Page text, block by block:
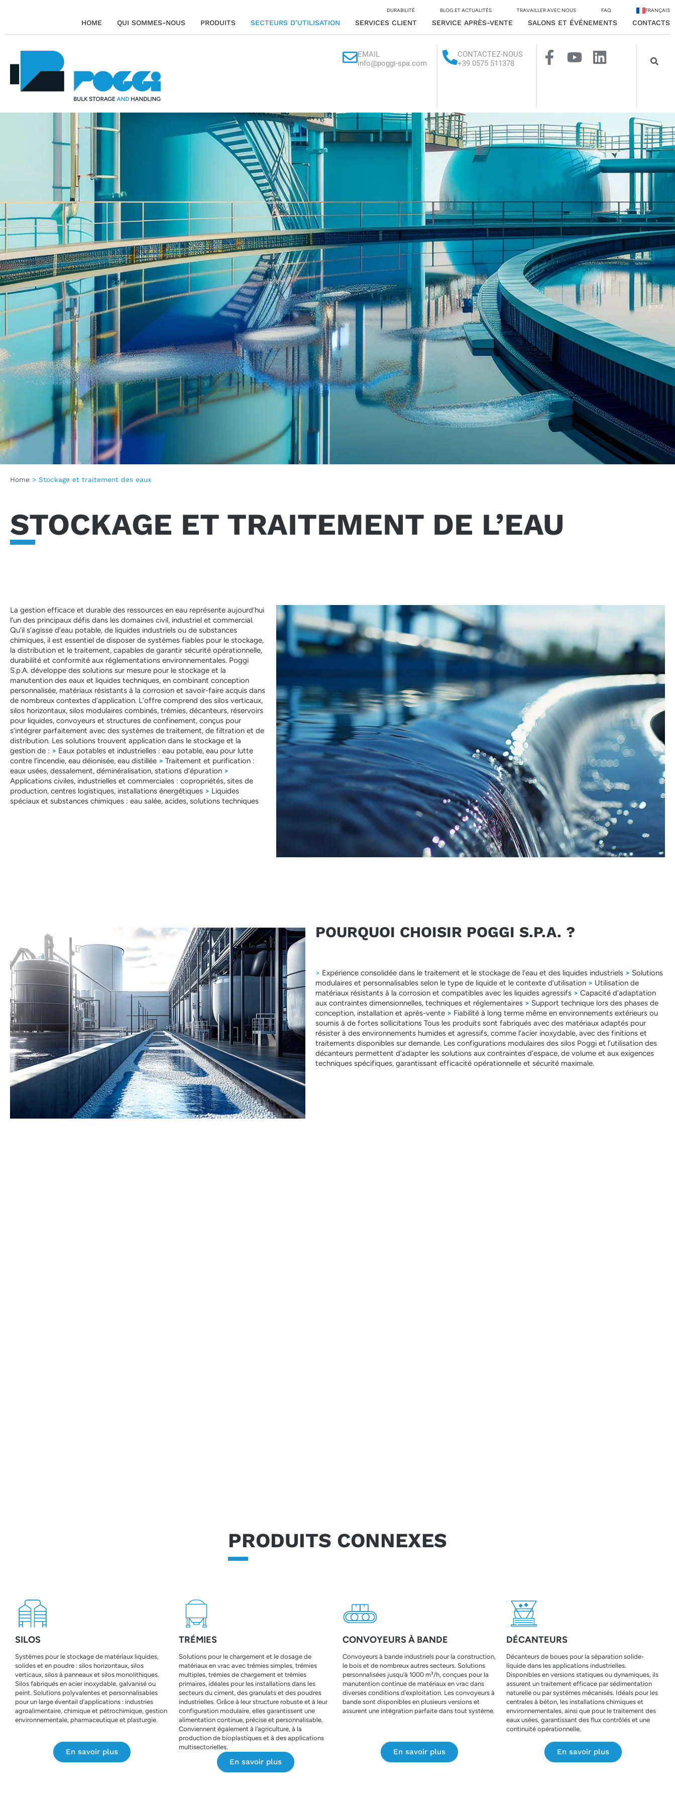
DURABILITÉ BLOG ET ACTUALITÉS TRAVAILLER AVEC NOUS FAQ FRANÇAIS
HOME QUI SOMMES-NOUS PRODUITS SECTEURS D’UTILISATION SERVICES CLIENT SERVICE APRÈS-VENTE SALONS ET ÉVÉNEMENTS CONTACTS
EMAIL
info@poggi-spa.com
CONTACTEZ-NOUS
+39 0575 511378
Home > Stockage et traitement des eaux
STOCKAGE ET TRAITEMENT DE L’EAU
La gestion efficace et durable des ressources en eau représente aujourd’hui
l’un des principaux défis dans les domaines civil, industriel et commercial.
Qu’il s’agisse d’eau potable, de liquides industriels ou de substances
chimiques, il est essentiel de disposer de systèmes fiables pour le stockage,
la distribution et le traitement, capables de garantir sécurité opérationnelle,
durabilité et conformité aux réglementations environnementales. Poggi
S.p.A. développe des solutions sur mesure pour le stockage et la
manutention des eaux et liquides techniques, en combinant conception
personnalisée, matériaux résistants à la corrosion et savoir-faire acquis dans
de nombreux contextes d’application. L’offre comprend des silos verticaux,
silos horizontaux, silos modulaires combinés, trémies, décanteurs, réservoirs
pour liquides, convoyeurs et structures de confinement, conçus pour
s’intégrer parfaitement avec des systèmes de traitement, de filtration et de
distribution. Les solutions trouvent application dans le stockage et la
gestion de : > Eaux potables et industrielles : eau potable, eau pour lutte
contre l’incendie, eau déionisée, eau distillée > Traitement et purification :
eaux usées, dessalement, déminéralisation, stations d’épuration >
Applications civiles, industrielles et commerciales : copropriétés, sites de
production, centres logistiques, installations énergétiques > Liquides
spéciaux et substances chimiques : eau salée, acides, solutions techniques
POURQUOI CHOISIR POGGI S.P.A. ?
> Expérience consolidée dans le traitement et le stockage de l’eau et des liquides industriels > Solutions
modulaires et personnalisables selon le type de liquide et le contexte d’utilisation > Utilisation de
matériaux résistants à la corrosion et compatibles avec les liquides agressifs > Capacité d’adaptation
aux contraintes dimensionnelles, techniques et réglementaires > Support technique lors des phases de
conception, installation et après-vente > Fiabilité à long terme même en environnements extérieurs ou
soumis à de fortes sollicitations Tous les produits sont fabriqués avec des matériaux adaptés pour
résister à des environnements humides et agressifs, comme l’acier inoxydable, avec des finitions et
traitements disponibles sur demande. Les configurations modulaires des silos Poggi et l’utilisation des
décanteurs permettent d’adapter les solutions aux contraintes d’espace, de volume et aux exigences
techniques spécifiques, garantissant efficacité opérationnelle et sécurité maximale.
PRODUITS CONNEXES
SILOS
Systèmes pour le stockage de matériaux liquides,
solides et en poudre : silos horizontaux, silos
verticaux, silos à panneaux et silos monolithiques.
Silos fabriqués en acier inoxydable, galvanisé ou
peint. Solutions polyvalentes et personnalisables
pour un large éventail d’applications : industries
agroalimentaire, chimique et pétrochimique, gestion
environnementale, pharmaceutique et plasturgie.
En savoir plus
TRÉMIES
Solutions pour le chargement et le dosage de
matériaux en vrac avec trémies simples, trémies
multiples, trémies de chargement et trémies
primaires, idéales pour les installations dans les
secteurs du ciment, des granulats et des poudres
industrielles. Grâce à leur structure robuste et à leur
configuration modulaire, elles garantissent une
alimentation continue, précise et personnalisable.
Conviennent également à l’agriculture, à la
production de bioplastiques et à des applications
multisectorielles.
En savoir plus
CONVOYEURS À BANDE
Convoyeurs à bande industriels pour la construction,
le bois et de nombreux autres secteurs. Solutions
personnalisées jusqu’à 1000 m³/h, conçues pour la
manutention continue de matériaux en vrac dans
diverses conditions d’exploitation. Les convoyeurs à
bande sont disponibles en plusieurs versions et
assurent une intégration parfaite dans tout système.
En savoir plus
DÉCANTEURS
Décanteurs de boues pour la séparation solide-
liquide dans les applications industrielles.
Disponibles en versions statiques ou dynamiques, ils
assurent un traitement efficace par sédimentation
naturelle ou par systèmes mécanisés. Idéals pour les
centrales à béton, les installations chimiques et
environnementales, ainsi que pour le traitement des
eaux usées, garantissant des flux contrôlés et une
continuité opérationnelle.
En savoir plus